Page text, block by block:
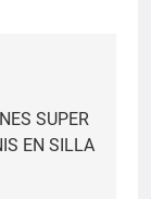
SUPER
EN SILLA